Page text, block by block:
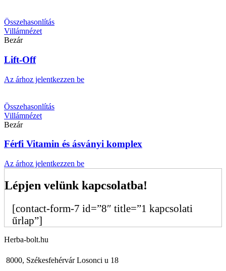
Összehasonlítás
Villámnézet
Bezár
Lift-Off
Az árhoz jelentkezzen be
Összehasonlítás
Villámnézet
Bezár
Férfi Vitamin és ásványi komplex
Az árhoz jelentkezzen be
Lépjen velünk kapcsolatba!
[contact-form-7 id=”8″ title=”1 kapcsolati
űrlap”]
Herba-bolt.hu
8000, Székesfehérvár Losonci u 18